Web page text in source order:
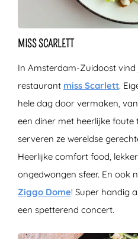
MISS SCARLETT
In Amsterdam-Zuidoost vind
restaurant miss Scarlett.
hele dag door vermaken,
een diner met heerlijke foute
serveren ze wereldse
Heerlijke comfort food,
ongedwongen sfeer. En ook
Ziggo Dome! Super handig
een spetterend concert.